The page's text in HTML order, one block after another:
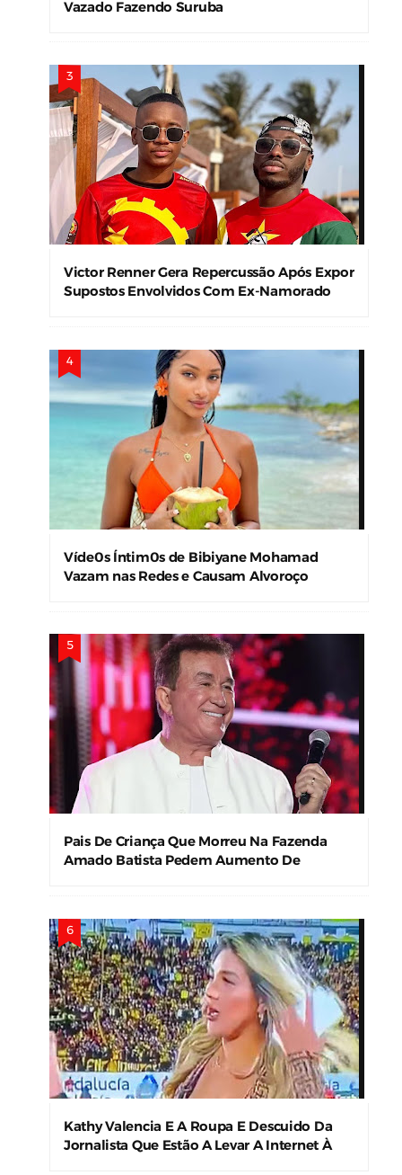
Vazado Fazendo Suruba
Victor Renner Gera Repercussão Após Expor
Supostos Envolvidos Com Ex-Namorado
Víde0s Íntim0s de Bibiyane Mohamad
Vazam nas Redes e Causam Alvoroço
Pais De Criança Que Morreu Na Fazenda
Amado Batista Pedem Aumento De
Kathy Valencia E A Roupa E Descuido Da
Jornalista Que Estão A Levar A Internet À